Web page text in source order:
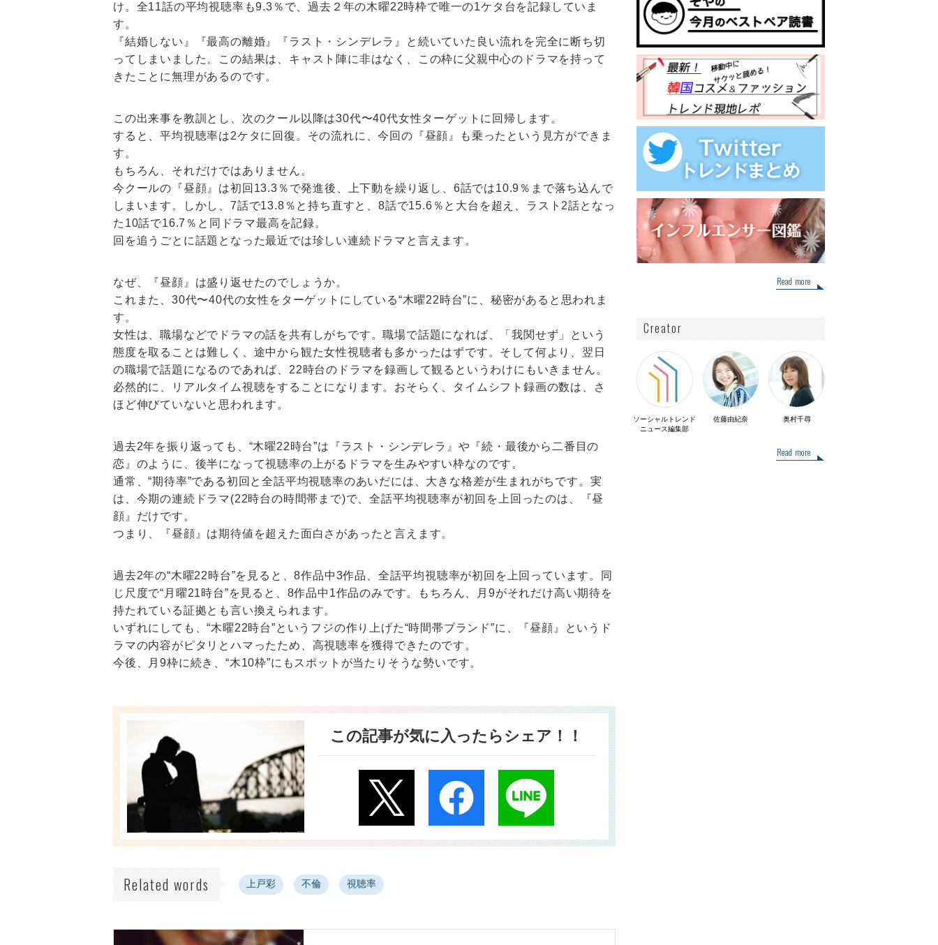
け。全11話の平均視聴率も9.3％で、過去２年の木曜22時枠で唯一の1ケタ台を記録していま
す。
『結婚しない』『最高の離婚』『ラスト・シンデレラ』と続いていた良い流れを完全に断ち切
ってしまいました。この結果は、キャスト陣に非はなく、この枠に父親中心のドラマを持って
きたことに無理があるのです。
この出来事を教訓とし、次のクール以降は30代〜40代女性ターゲットに回帰します。
すると、平均視聴率は2ケタに回復。その流れに、今回の『昼顔』も乗ったという見方ができま
す。
もちろん、それだけではありません。
今クールの『昼顔』は初回13.3％で発進後、上下動を繰り返し、6話では10.9％まで落ち込んで
しまいます。しかし、7話で13.8％と持ち直すと、8話で15.6％と大台を超え、ラスト2話となっ
た10話で16.7％と同ドラマ最高を記録。
回を追うごとに話題となった最近では珍しい連続ドラマと言えます。
なぜ、『昼顔』は盛り返せたのでしょうか。
これまた、30代〜40代の女性をターゲットにしている“木曜22時台”に、秘密があると思われま
す。
女性は、職場などでドラマの話を共有しがちです。職場で話題になれば、「我関せず」という
態度を取ることは難しく、途中から観た女性視聴者も多かったはずです。そして何より、翌日
の職場で話題になるのであれば、22時台のドラマを録画して観るというわけにもいきません。
必然的に、リアルタイム視聴をすることになります。おそらく、タイムシフト録画の数は、さ
ほど伸びていないと思われます。
過去2年を振り返っても、“木曜22時台”は『ラスト・シンデレラ』や『続・最後から二番目の
恋』のように、後半になって視聴率の上がるドラマを生みやすい枠なのです。
通常、“期待率”である初回と全話平均視聴率のあいだには、大きな格差が生まれがちです。実
は、今期の連続ドラマ(22時台の時間帯まで)で、全話平均視聴率が初回を上回ったのは、『昼
顔』だけです。
つまり、『昼顔』は期待値を超えた面白さがあったと言えます。
過去2年の“木曜22時台”を見ると、8作品中3作品、全話平均視聴率が初回を上回っています。同
じ尺度で“月曜21時台”を見ると、8作品中1作品のみです。もちろん、月9がそれだけ高い期待を
持たれている証拠とも言い換えられます。
いずれにしても、“木曜22時台”というフジの作り上げた“時間帯ブランド”に、『昼顔』というド
ラマの内容がピタリとハマったため、高視聴率を獲得できたのです。
今後、月9枠に続き、“木10枠”にもスポットが当たりそうな勢いです。
この記事が気に入ったらシェア！！
Related words 上戸彩 不倫 視聴率
Read more
Creator
ソーシャルトレンド
ニュース編集部
佐藤由紀奈 奥村千尋
Read more